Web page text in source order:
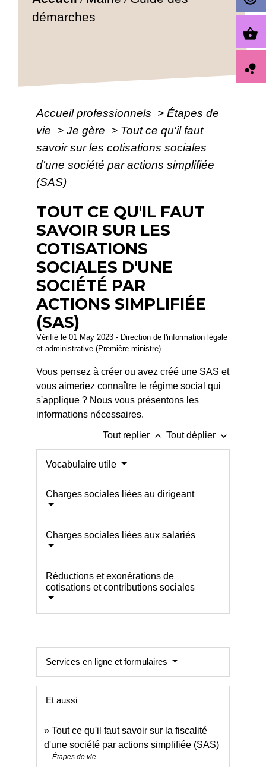
démarches
Accueil professionnels > Étapes de
vie > Je gère > Tout ce qu'il faut
savoir sur les cotisations sociales
d'une société par actions simplifiée
(SAS)
TOUT CE QU'IL FAUT
SAVOIR SUR LES
COTISATIONS
SOCIALES D'UNE
SOCIÉTÉ PAR
ACTIONS SIMPLIFIÉE
(SAS)
Vérifié le 01 May 2023 - Direction de l'information légale
et administrative (Première ministre)
Vous pensez à créer ou avez créé une SAS et
vous aimeriez connaître le régime social qui
s'applique ? Nous vous présentons les
informations nécessaires.
Tout replier keyboard_arrow_up Tout déplier keyboard_arrow_down
Vocabulaire utile
Charges sociales liées au dirigeant
Charges sociales liées aux salariés
Réductions et exonérations de
cotisations et contributions sociales
Services en ligne et formulaires
Et aussi
Tout ce qu'il faut savoir sur la fiscalité
d'une société par actions simplifiée (SAS)
Étapes de vie
shopping_basket
bubble_chart